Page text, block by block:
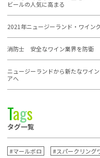
ビールの人気に高まる
2021年ニュージーランド・ワイン
消防士 安全なワイン業界を防衛
ニュージーランドから新たなワイ
アへ
Tags
タグ一覧
#マールボロ #スパークリング